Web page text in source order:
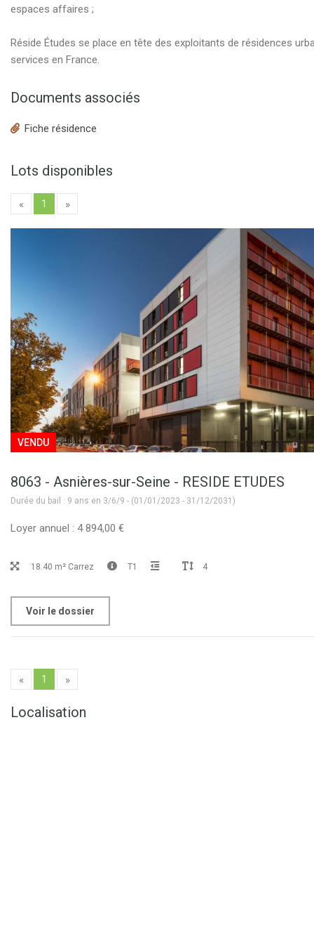
espaces affaires ;
Réside Études se place en tête des exploitants de résidences
services en France.
Documents associés
Fiche résidence
Lots disponibles
« 1 »
VENDU
8063 - Asnières-sur-Seine - RESIDE ETUDES
Durée du bail : 9 ans en 3/6/9 - (01/01/2023 - 31/12/2031)
Loyer annuel : 4 894,00 €
18.40 m² Carrez T1 4
Voir le dossier
« 1 »
Localisation